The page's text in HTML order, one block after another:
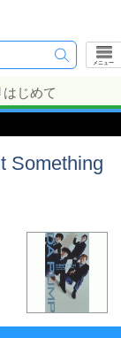
メニュー
はじめて
Something